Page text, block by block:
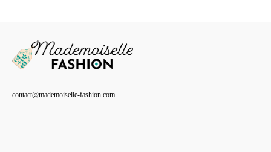
contact@mademoiselle-fashion.com